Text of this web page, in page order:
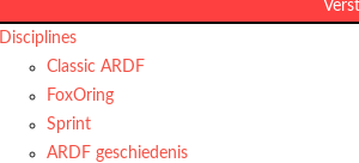
Disciplines
Classic ARDF
FoxOring
Sprint
ARDF geschiedenis